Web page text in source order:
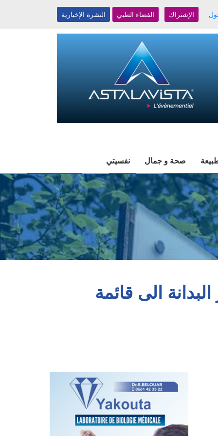
الإشتراك الفضاء الطبي النشرة الإخبارية
صحة و جمال نفسيتي
الى قائمة